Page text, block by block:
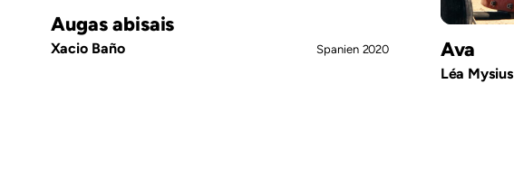
Augas abisais
Xacio Baño Spanien 2020 Ava
Léa Mysius